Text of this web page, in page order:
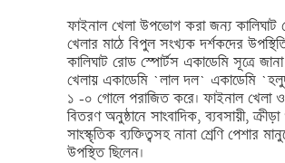
ফাইনাল খেলা উপভোগ করা জন্য কালিঘাট
খেলার মাঠে বিপুল সংখ্যক দর্শকদের
কালিঘাট রোড স্পোর্টস একাডেমি সূত্রে
খেলায় একাডেমি ‍‍`লাল দল‍‍` একাডেমি
১ -০ গোলে পরাজিত করে। ফাইনাল খেলা ও
বিতরণ অনুষ্ঠানে সাংবাদিক, ব্যবসায়ী,
সাংস্কৃতিক ব্যক্তিত্বসহ নানা শ্রেণি পেশার
উপস্থিত ছিলেন।